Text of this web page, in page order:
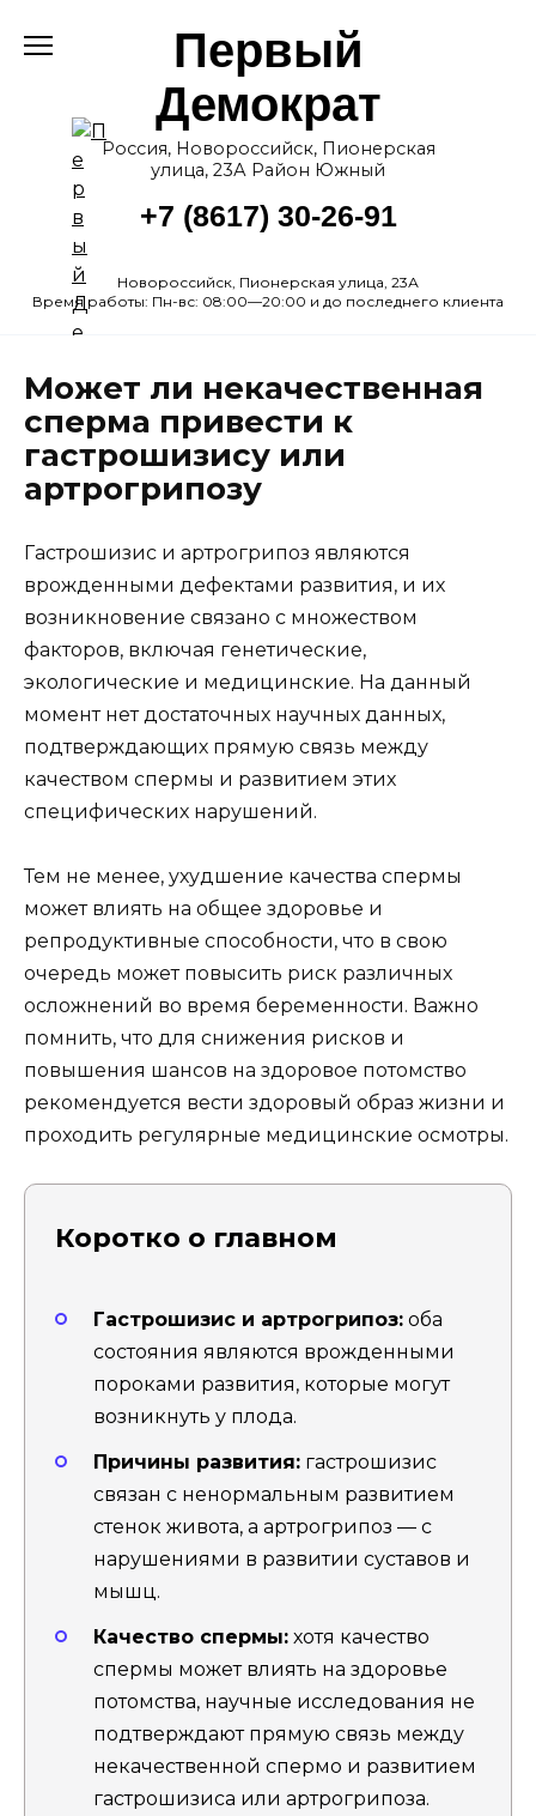
Первый
Демократ
Россия, Новороссийск, Пионерская
улица, 23А Район Южный
+7 (8617) 30-26-91
Новороссийск, Пионерская улица, 23А
Время работы: Пн-вс: 08:00—20:00 и до последнего клиента
Может ли некачественная
сперма привести к
гастрошизису или
артрогрипозу
Гастрошизис и артрогрипоз являются
врожденными дефектами развития, и их
возникновение связано с множеством
факторов, включая генетические,
экологические и медицинские. На данный
момент нет достаточных научных данных,
подтверждающих прямую связь между
качеством спермы и развитием этих
специфических нарушений.
Тем не менее, ухудшение качества спермы
может влиять на общее здоровье и
репродуктивные способности, что в свою
очередь может повысить риск различных
осложнений во время беременности. Важно
помнить, что для снижения рисков и
повышения шансов на здоровое потомство
рекомендуется вести здоровый образ жизни и
проходить регулярные медицинские осмотры.
Коротко о главном
Гастрошизис и артрогрипоз: оба
состояния являются врожденными
пороками развития, которые могут
возникнуть у плода.
Причины развития: гастрошизис
связан с ненормальным развитием
стенок живота, а артрогрипоз — с
нарушениями в развитии суставов и
мышц.
Качество спермы: хотя качество
спермы может влиять на здоровье
потомства, научные исследования не
подтверждают прямую связь между
некачественной спермо и развитием
гастрошизиса или артрогрипоза.